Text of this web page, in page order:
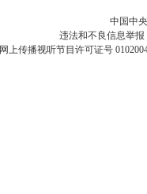
中国中
违法和不良信息举报
网上传播视听节目许可证号